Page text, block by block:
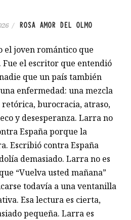
/ ROSA AMOR DEL OLMO
el joven romántico que
Fue el escritor que entendió
que un país también
enfermedad: una mezcla
retórica, burocracia, atraso,
y desesperanza. Larra no
España porque la
Escribió contra España
demasiado. Larra no es
“Vuelva usted mañana”
todavía a una ventanilla
Esa lectura es cierta,
pequeña. Larra es